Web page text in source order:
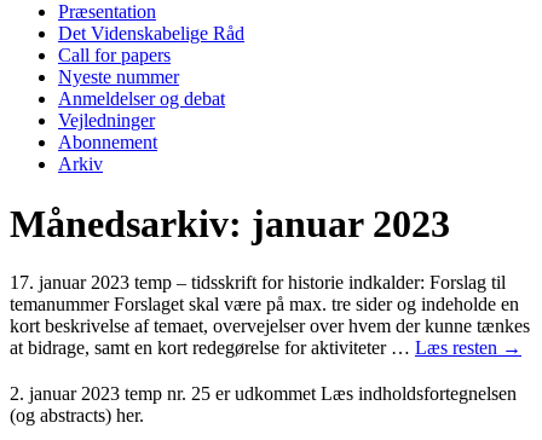
Præsentation
Det Videnskabelige Råd
Call for papers
Nyeste nummer
Anmeldelser og debat
Vejledninger
Abonnement
Arkiv
Månedsarkiv: januar 2023
17. januar 2023 temp – tidsskrift for historie indkalder: Forslag til
temanummer Forslaget skal være på max. tre sider og indeholde en
kort beskrivelse af temaet, overvejelser over hvem der kunne tænkes
at bidrage, samt en kort redegørelse for aktiviteter … Læs resten →
2. januar 2023 temp nr. 25 er udkommet Læs indholdsfortegnelsen
(og abstracts) her.